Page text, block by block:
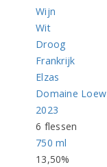
Wijn
Wit
Droog
Frankrijk
Elzas
Domaine Loew
2023
6 flessen
750 ml
13,50%